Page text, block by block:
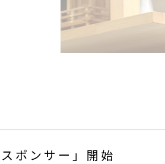
ポンサー」開始